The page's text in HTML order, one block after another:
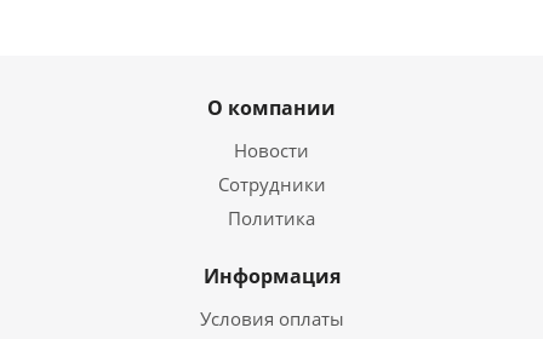
О компании
Новости
Сотрудники
Политика
Информация
Условия оплаты